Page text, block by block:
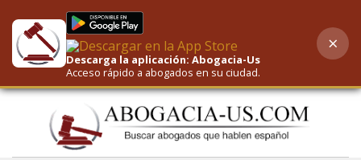
AI-Powered Search
Descarga la aplicación: Abogacia-Us
Acceso rápido a abogados en su ciudad.
×